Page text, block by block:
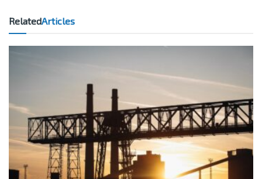
RelatedArticles